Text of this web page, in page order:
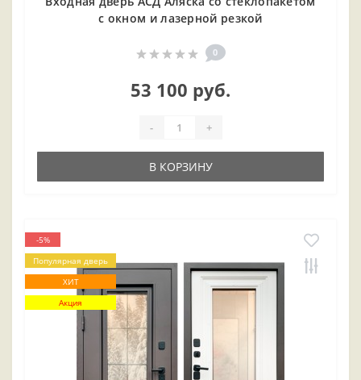
с окном и лазерной резкой
0
53 100 руб.
- +
В КОРЗИНУ
-5%
Популярная дверь
ХИТ
Акция